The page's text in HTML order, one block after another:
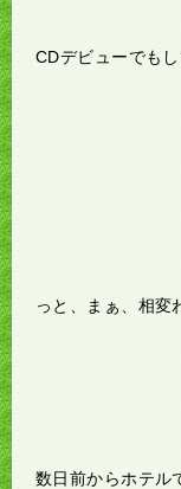
CDデビューでも
っと、まぁ、相変
数日前からホテル